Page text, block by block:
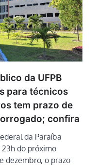
da UFPB
para técnicos
tem prazo de
confira
da Paraíba
do próximo
dezembro, o prazo